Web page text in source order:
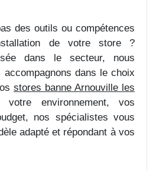
des outils ou compétences
de votre store ?
dans le secteur, nous
dans le choix
stores banne Arnouville les
environnement, vos
nos spécialistes vous
adapté et répondant à vos